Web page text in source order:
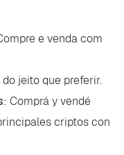
e venda com
jeito que preferir.
: Comprá y vendé
criptos con